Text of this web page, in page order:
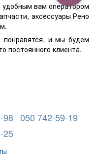
удобным вам оператором
аксессуары Рено
понравятся, и мы будем
постоянного клиента.
98 050 742-59-19
25